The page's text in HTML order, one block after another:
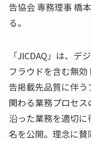
告協会 専務理事 橋
る。
「JICDAQ」は、デ
フラウドを含む無
告掲載先品質に伴
関わる業務プロセ
沿った業務を適切
名を公開。理念に